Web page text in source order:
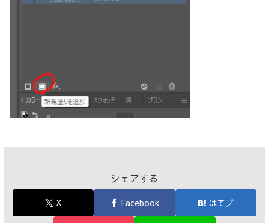
シェアする
X Facebook はてブ